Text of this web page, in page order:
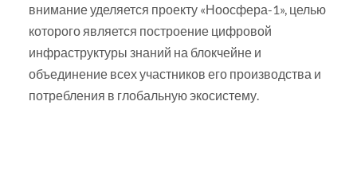
внимание уделяется проекту «Ноосфера-1», целью
которого является построение цифровой
инфраструктуры знаний на блокчейне и
объединение всех участников его производства и
потребления в глобальную экосистему.